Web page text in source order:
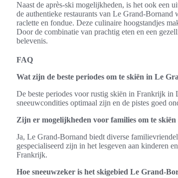
Naast de après-ski mogelijkheden, is het ook een
de authentieke restaurants van Le Grand-Bornand
raclette en fondue. Deze culinaire hoogstandjes
Door de combinatie van prachtig eten en een
belevenis.
FAQ
Wat zijn de beste periodes om te skiën in Le
De beste periodes voor rustig skiën in Frankrijk
sneeuwcondities optimaal zijn en de pistes goed
Zijn er mogelijkheden voor families om te
Ja, Le Grand-Bornand biedt diverse
gespecialiseerd zijn in het lesgeven aan kinderen
Frankrijk.
Hoe sneeuwzeker is het skigebied Le Grand-